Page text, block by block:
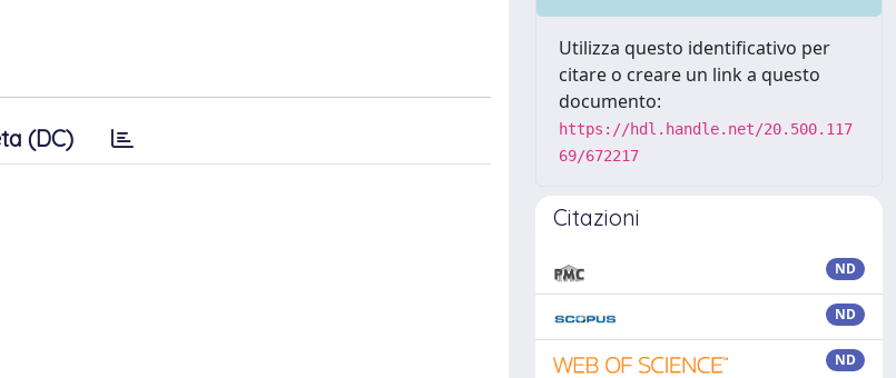
(DC)
Utilizza questo identificativo per
citare o creare un link a questo
documento:
https://hdl.handle.net/20.500.117
69/672217
Citazioni
ND
ND
ND